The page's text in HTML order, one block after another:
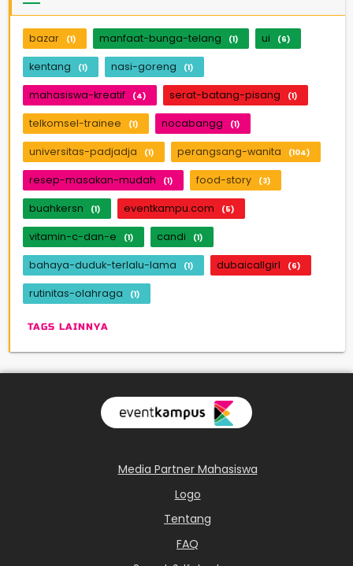
bazar (1) manfaat-bunga-telang (1) ui (6)
kentang (1) nasi-goreng (1)
mahasiswa-kreatif (4) serat-batang-pisang (1)
telkomsel-trainee (1) nocabangg (1)
universitas-padjadja (1) perangsang-wanita (104)
resep-masakan-mudah (1) food-story (3)
buahkersn (1) eventkampu.com (5)
vitamin-c-dan-e (1) candi (1)
bahaya-duduk-terlalu-lama (1) dubaicallgirl (6)
rutinitas-olahraga (1)
TAGS LAINNYA
Media Partner Mahasiswa
Logo
Tentang
FAQ